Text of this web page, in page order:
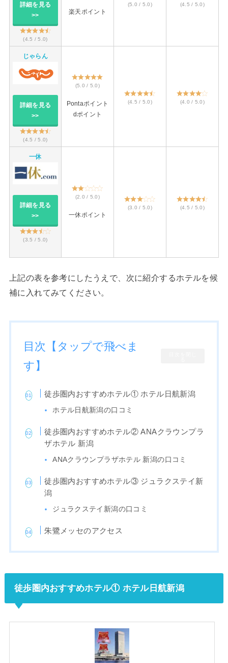
詳細を見る
>>
(4.5 / 5.0)
楽天ポイント
(5.0 / 5.0) (4.5 / 5.0)
じゃらん
詳細を見る
>>
(4.5 / 5.0)
(5.0 / 5.0)
Pontaポイント
dポイント
(4.5 / 5.0) (4.0 / 5.0)
一休
詳細を見る
>>
(3.5 / 5.0)
(2.0 / 5.0)
一休ポイント
(3.0 / 5.0) (4.5 / 5.0)
上記の表を参考にしたうえで、次に紹介するホテルを候
補に入れてみてください。
目次【タップで飛べま
す】
徒歩圏内おすすめホテル① ホテル日航新潟
ホテル日航新潟の口コミ
徒歩圏内おすすめホテル② ANAクラウンプラ
ザホテル 新潟
ANAクラウンプラザホテル 新潟の口コミ
徒歩圏内おすすめホテル③ ジュラクステイ新
潟
ジュラクステイ新潟の口コミ
朱鷺メッセのアクセス
徒歩圏内おすすめホテル① ホテル日航新潟